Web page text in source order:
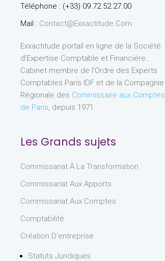
Téléphone : (+33) 09.72.52.27.00
Mail : Contact@exxactitude.com
Exxactitude portail en ligne de la Société
d’Expertise Comptable et Financière.
Cabinet membre de l’Ordre des Experts
Comptables Paris IDF et de la Compagnie
Régionale des Commissaire aux Comptes
de Paris, depuis 1971.
Les Grands sujets
Commissariat À La Transformation
Commissariat Aux Apports
Commissariat Aux Comptes
Comptabilité
Création D'entreprise
Statuts Juridiques